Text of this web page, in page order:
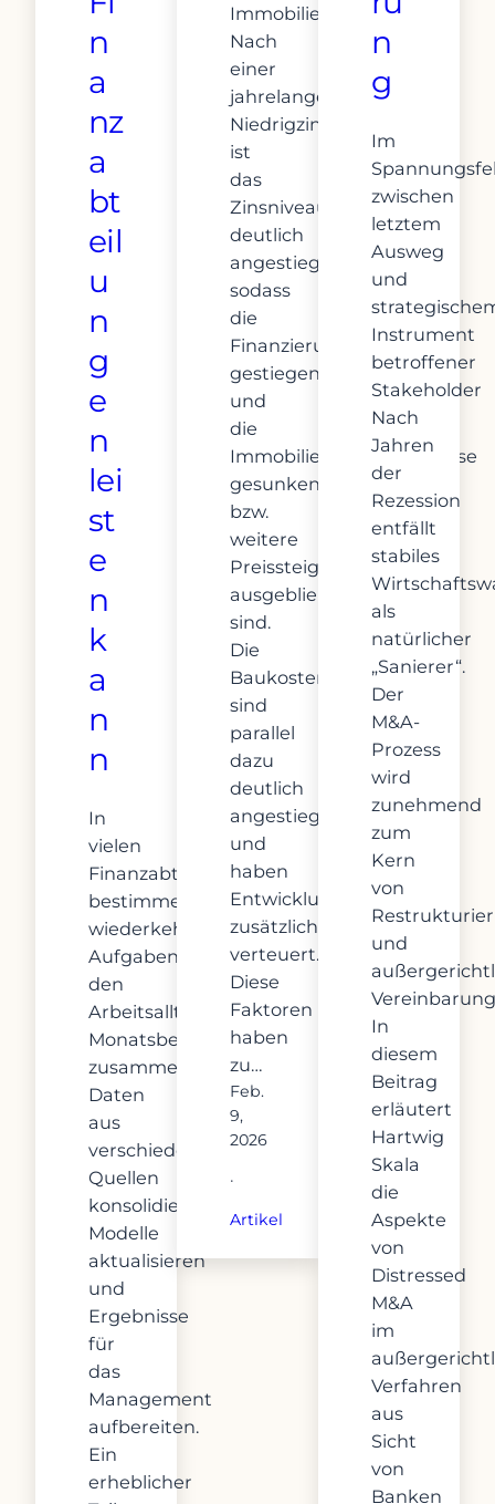
n
a
nz
a
bt
eil
u
n
g
e
n
lei
st
e
n
k
a
n
n
In
vielen
Finanzabteilungen
bestimmen
wiederkehrende
Aufgaben
den
Arbeitsalltag:
Monatsberichte
zusammenstellen,
Daten
aus
verschiedenen
Quellen
konsolidieren,
Modelle
aktualisieren
und
Ergebnisse
für
das
Management
aufbereiten.
Ein
erheblicher
Immobiliensektor.
Nach
einer
jahrelangen
Niedrigzinsphase
ist
das
Zinsniveau
deutlich
angestiegen,
sodass
die
Finanzierungskosten
gestiegen
und
die
Immobilien(verkaufs)preise
gesunken
bzw.
weitere
Preissteigerungen
ausgeblieben
sind.
Die
Baukosten
sind
parallel
dazu
deutlich
angestiegen
und
haben
Entwicklungsprojekte
zusätzlich
verteuert.
Diese
Faktoren
haben
zu…
Feb.
9,
2026
·
Artikel
n
g
Im
zwischen
letztem
Ausweg
und
Instrument
betroffener
Stakeholder
Nach
Jahren
der
Rezession
entfällt
stabiles
als
natürlicher
„Sanierer“.
Der
M&A-
Prozess
wird
zunehmend
zum
Kern
von
und
In
diesem
Beitrag
erläutert
Hartwig
Skala
die
Aspekte
von
Distressed
M&A
im
Verfahren
aus
Sicht
von
Banken